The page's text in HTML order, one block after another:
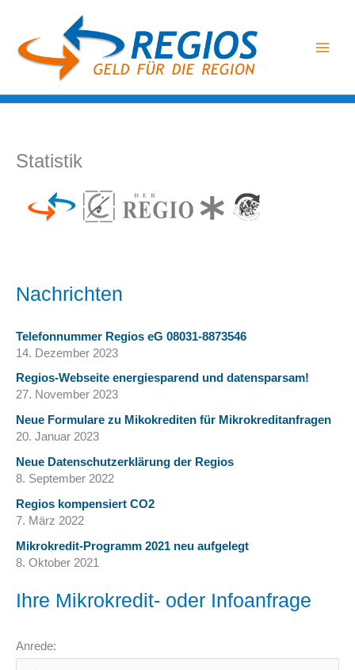
springen
Statistik
Nachrichten
Telefonnummer Regios eG 08031-8873546
14. Dezember 2023
Regios-Webseite energiesparend und datensparsam!
27. November 2023
Neue Formulare zu Mikokrediten für Mikrokreditanfragen
20. Januar 2023
Neue Datenschutzerklärung der Regios
8. September 2022
Regios kompensiert CO2
7. März 2022
Mikrokredit-Programm 2021 neu aufgelegt
8. Oktober 2021
Ihre Mikrokredit- oder Infoanfrage
Anrede: